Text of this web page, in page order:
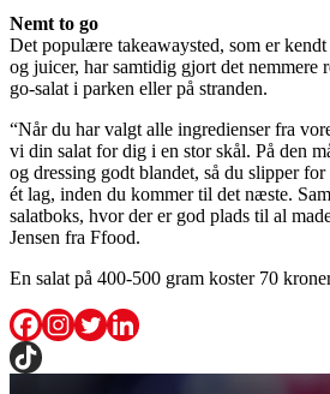
Nemt to go
Det populære takeawaysted, som er
og juicer, har samtidig gjort det nemmere
go-salat i parken eller på stranden.
“Når du har valgt alle ingredienser fra
vi din salat for dig i en stor skål. På den
og dressing godt blandet, så du slipper
ét lag, inden du kommer til det næste.
salatboks, hvor der er god plads til al
Jensen fra Ffood.
En salat på 400-500 gram koster 70